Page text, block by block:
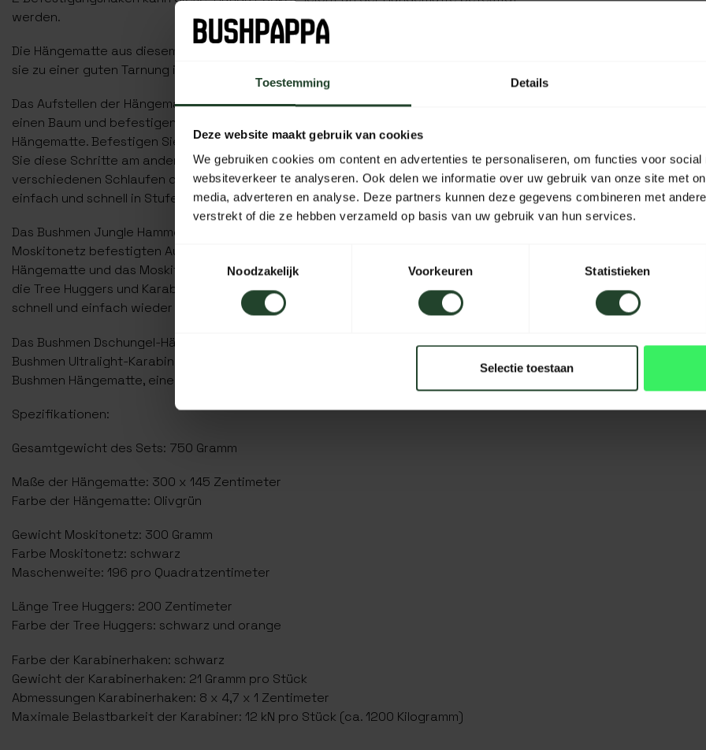
Toestemming Details
Deze website maakt gebruik van cookies
We gebruiken cookies om content en advertenties te personaliseren, om functies voor social
websiteverkeer te analyseren. Ook delen we informatie over uw gebruik van onze site met
media, adverteren en analyse. Deze partners kunnen deze gegevens combineren met
verstrekt of die ze hebben verzameld op basis van uw gebruik van hun services.
Toestemmingsselectie
Noodzakelijk
Voorkeuren Statistieken
Selectie toestaan
werden.
Die Hängematte aus diesem Dschungel-Hängemattenset hat die Farbe Olivgrün, was
sie zu einer guten Tarnung in bewaldeten Gebieten und Graslandschaften macht.
Das Aufstellen der Hängematte ist sehr einfach. Legen Sie einen Tree Hugger um
einen Baum und befestigen Sie ihn mit einem Karabinerhaken an einem Ende der
Hängematte. Befestigen Sie auch das Moskitonetz an dem Karabiner. Wiederholen
Sie diese Schritte am anderen Ende der Hängematte mit einem zweiten Baum. Die
verschiedenen Schlaufen des Tree Huggers ermöglichen es Ihnen, die Hängematte
einfach und schnell in Stufen zu verstellen.
Das Bushmen Jungle Hammock Set lässt sich einfach und schnell in der am
Moskitonetz befestigten Aufbewahrungstasche verstauen. Wenn Sie zuerst die
Hängematte und das Moskitonetz einpacken, dann die Handy Pocket und schließlich
die Tree Huggers und Karabiner, können Sie die Hängematte beim nächsten Mal
schnell und einfach wieder aufhängen.
Das Bushmen Dschungel-Hängematten-Set besteht aus 2 Bushmen Tree Huggers, 2
Bushmen Ultralight-Karabinern, einem Bushmen Hängematten-Moskitonetz, einer
Bushmen Hängematte, einer Handytasche und einer Aufbewahrungstasche.
Spezifikationen:
Gesamtgewicht des Sets: 750 Gramm
Maße der Hängematte: 300 x 145 Zentimeter
Farbe der Hängematte: Olivgrün
Gewicht Moskitonetz: 300 Gramm
Farbe Moskitonetz: schwarz
Maschenweite: 196 pro Quadratzentimeter
Länge Tree Huggers: 200 Zentimeter
Farbe der Tree Huggers: schwarz und orange
Farbe der Karabinerhaken: schwarz
Gewicht der Karabinerhaken: 21 Gramm pro Stück
Abmessungen Karabinerhaken: 8 x 4,7 x 1 Zentimeter
Maximale Belastbarkeit der Karabiner: 12 kN pro Stück (ca. 1200 Kilogramm)